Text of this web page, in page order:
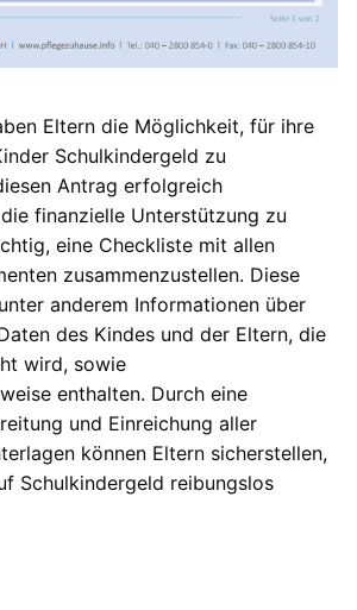
Eltern die Möglichkeit, für ihre
Schulkindergeld zu
Antrag erfolgreich
finanzielle Unterstützung zu
eine Checkliste mit allen
zusammenzustellen. Diese
anderem Informationen über
des Kindes und der Eltern, die
wird, sowie
enthalten. Durch eine
und Einreichung aller
können Eltern sicherstellen,
Schulkindergeld reibungslos